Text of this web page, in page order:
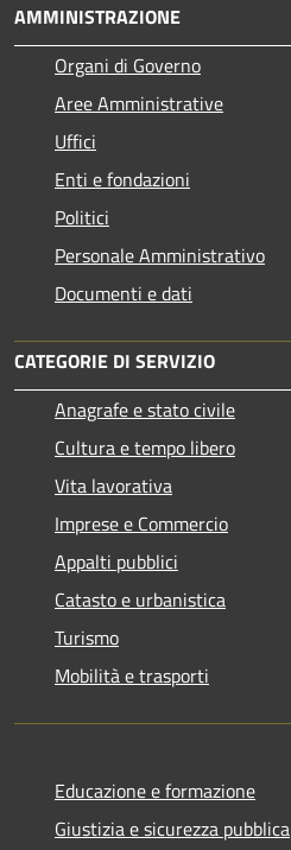
AMMINISTRAZIONE
Organi di Governo
Aree Amministrative
Uffici
Enti e fondazioni
Politici
Personale Amministrativo
Documenti e dati
CATEGORIE DI SERVIZIO
Anagrafe e stato civile
Cultura e tempo libero
Vita lavorativa
Imprese e Commercio
Appalti pubblici
Catasto e urbanistica
Turismo
Mobilità e trasporti
Educazione e formazione
Giustizia e sicurezza pubblica